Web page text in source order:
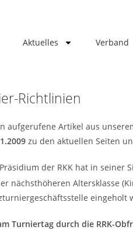
Aktuelles Verband
Richtlinien
aufgerufene Artikel aus
zu den aktuellen Seiten
der RKK hat in seiner
nächsthöheren Altersklasse
eingeholt
Turniertag durch die RRK-